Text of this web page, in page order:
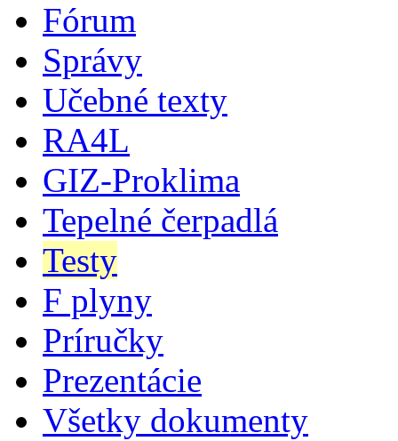
Fórum
Správy
Učebné texty
RA4L
GIZ-Proklima
Tepelné čerpadlá
Testy
F plyny
Príručky
Prezentácie
Všetky dokumenty